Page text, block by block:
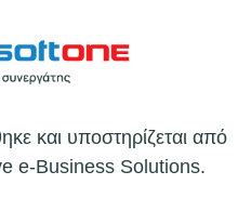
και υποστηρίζεται από
e-Business Solutions.